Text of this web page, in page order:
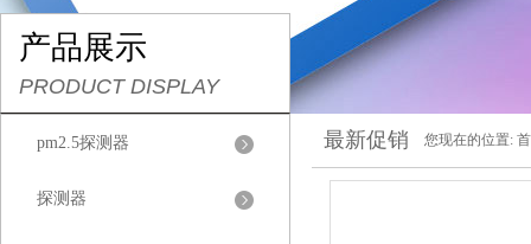
产品展示
PRODUCT DISPLAY
pm2.5探测器
探测器
最新促销 您现在的位置: